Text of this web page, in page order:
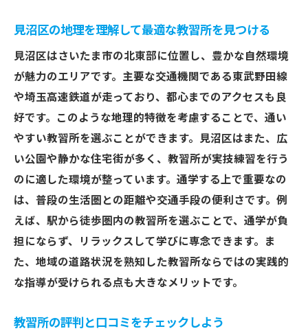
予算に合わせた料金プランの選択肢
見沼区の交通網を活かしたアクセス攻略
料金比較で効果的なコストパフォーマンス
を実現
隠れた費用を見落とさないために
見沼区で見つける質の高い教習所の特徴
講師の質と指導方針に注目
見沼区で評判の高い教習所の秘密
個別指導のメリットを知る
校内設備と環境から見る教習所の質
最新の教育技術を取り入れた教習所
見沼区の地理を理解して最適な教習所を見つける
見沼区はさいたま市の北東部に位置し、豊かな自然環境
が魅力のエリアです。主要な交通機関である東武野田線
や埼玉高速鉄道が走っており、都心までのアクセスも良
好です。このような地理的特徴を考慮することで、通い
やすい教習所を選ぶことができます。見沼区はまた、広
い公園や静かな住宅街が多く、教習所が実技練習を行う
のに適した環境が整っています。通学する上で重要なの
は、普段の生活圏との距離や交通手段の便利さです。例
えば、駅から徒歩圏内の教習所を選ぶことで、通学が負
担にならず、リラックスして学びに専念できます。ま
た、地域の道路状況を熟知した教習所ならではの実践的
な指導が受けられる点も大きなメリットです。
教習所の評判と口コミをチェックしよう